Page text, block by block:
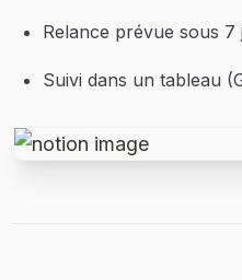
Relance prévue sous 7
Suivi dans un tableau